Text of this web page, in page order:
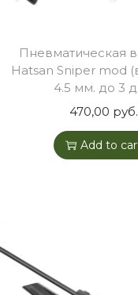
Пневматическая
Hatsan Sniper mod
4.5 мм. до 3
470,00 руб.
Add to